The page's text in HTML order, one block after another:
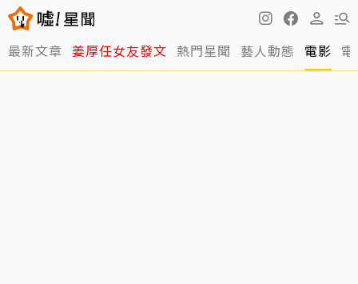
最新文章 姜厚任女友發文 熱門星聞 藝人動態 電影